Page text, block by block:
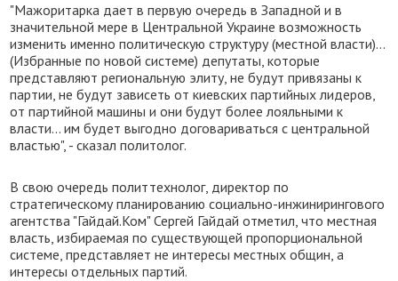
"Мажоритарка дает в первую очередь в Западной и в
значительной мере в Центральной Украине возможность
изменить именно политическую структуру (местной власти)...
(Избранные по новой системе) депутаты, которые
представляют региональную элиту, не будут привязаны к
партии, не будут зависеть от киевских партийных лидеров,
от партийной машины и они будут более лояльными к
власти... им будет выгодно договариваться с центральной
властью", - сказал политолог.
В свою очередь политтехнолог, директор по
стратегическому планированию социально-инжинирингового
агентства "Гайдай.Ком" Сергей Гайдай отметил, что местная
власть, избираемая по существующей пропорциональной
системе, представляет не интересы местных общин, а
интересы отдельных партий.